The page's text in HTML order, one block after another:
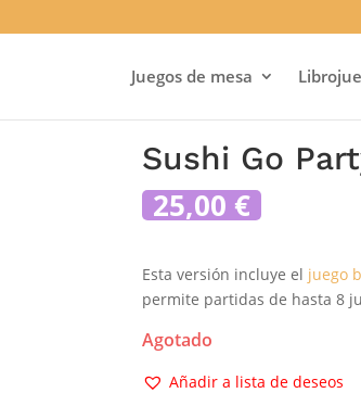
Juegos de mesa
Sushi Go
25,00 €
Esta versión incluye el juego
permite partidas de hasta 8
Agotado
Añadir a lista de deseos